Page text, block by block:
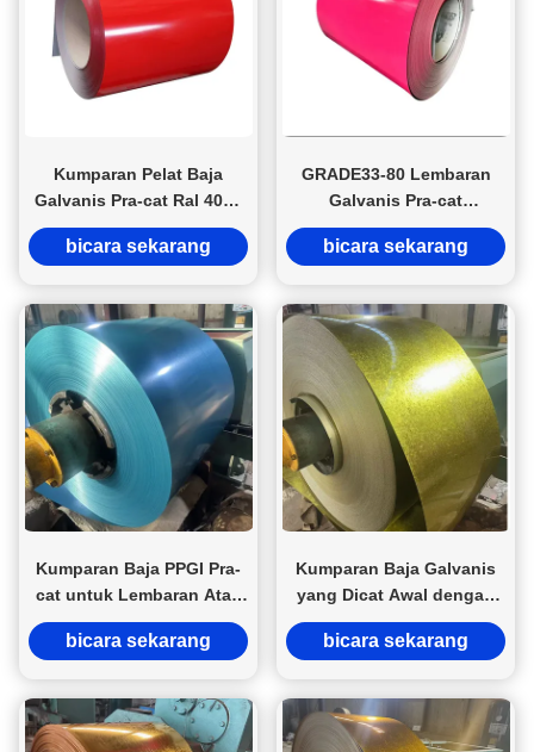
Kumparan Pelat Baja
Galvanis Pra-cat Ral 4013
4025 Baja Besi Berlapis
Warna Ppgi C508/610mm
bicara sekarang
GRADE33-80 Lembaran
Galvanis Pra-cat
Kumparan PPGI Berlapis
Warna Potong Bending
bicara sekarang
Kumparan Baja PPGI Pra-
cat untuk Lembaran Atap
Ketebalan 1,6mm
bicara sekarang
Kumparan Baja Galvanis
yang Dicat Awal dengan
Lapisan PPGI dengan
Layanan Pemotongan
Bersertifikat JIS/KS
bicara sekarang